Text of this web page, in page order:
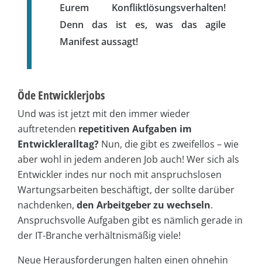
Eurem Konfliktlösungsverhalten!
Denn das ist es, was das agile
Manifest aussagt!
Öde Entwicklerjobs
Und was ist jetzt mit den immer wieder
auftretenden repetitiven Aufgaben im
Entwickleralltag? Nun, die gibt es zweifellos – wie
aber wohl in jedem anderen Job auch! Wer sich als
Entwickler indes nur noch mit anspruchslosen
Wartungsarbeiten beschäftigt, der sollte darüber
nachdenken, den Arbeitgeber zu wechseln.
Anspruchsvolle Aufgaben gibt es nämlich gerade in
der IT-Branche verhältnismäßig viele!
Neue Herausforderungen halten einen ohnehin